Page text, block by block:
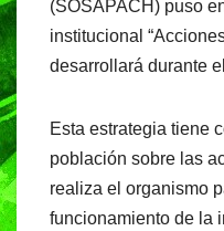
o
k
p
(SOSAPACH) puso
institucional
desarrollará durante
Esta estrategia tiene
población sobre las
realiza el organismo
funcionamiento de la